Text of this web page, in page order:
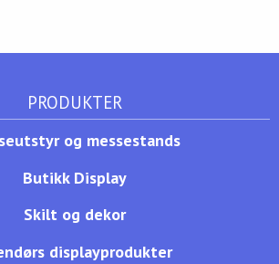
PRODUKTER
og messestands
Butikk Display
Skilt og dekor
displayprodukter